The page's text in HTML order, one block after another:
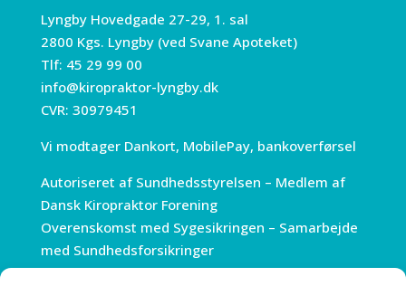
Lyngby Hovedgade 27-29, 1. sal
2800 Kgs. Lyngby (ved Svane Apoteket)
Tlf: 45 29 99 00
info@kiropraktor-lyngby.dk
CVR: 30979451
Vi modtager Dankort, MobilePay, bankoverførsel
Autoriseret af Sundhedsstyrelsen – Medlem af
Dansk Kiropraktor Forening
Overenskomst med Sygesikringen – Samarbejde
med Sundhedsforsikringer